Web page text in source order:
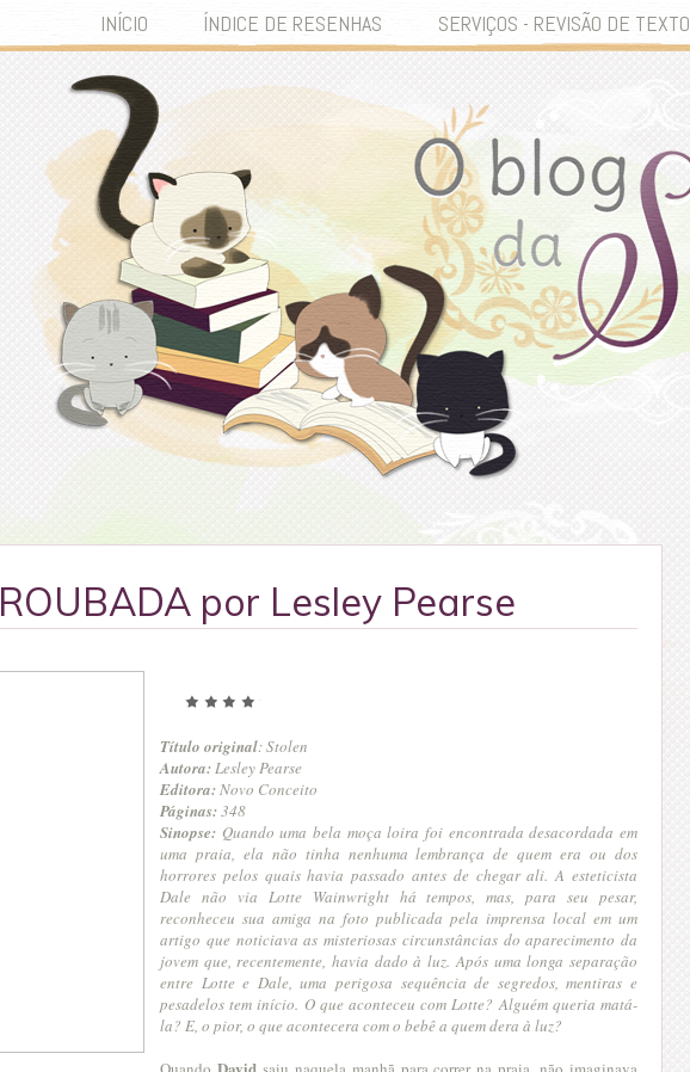
INÍCIO ÍNDICE DE RESENHAS SERVIÇOS - REVISÃO DE TEXTO
ROUBADA por Lesley Pearse
Título original: Stolen
Autora: Lesley Pearse
Editora: Novo Conceito
Páginas: 348
Sinopse: Quando uma bela moça loira foi encontrada desacordada em
uma praia, ela não tinha nenhuma lembrança de quem era ou dos
horrores pelos quais havia passado antes de chegar ali. A esteticista
Dale não via Lotte Wainwright há tempos, mas, para seu pesar,
reconheceu sua amiga na foto publicada pela imprensa local em um
artigo que noticiava as misteriosas circunstâncias do aparecimento da
jovem que, recentemente, havia dado à luz. Após uma longa separação
entre Lotte e Dale, uma perigosa sequência de segredos, mentiras e
pesadelos tem início. O que aconteceu com Lotte? Alguém queria matá-
la? E, o pior, o que acontecera com o bebê a quem dera à luz?
David